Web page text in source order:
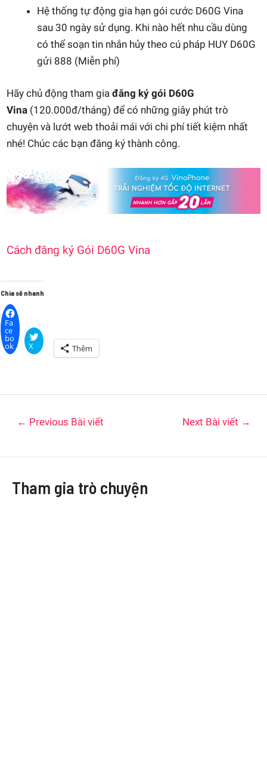
Hệ thống tự động gia hạn gói cước D60G Vina
sau 30 ngày sử dụng. Khi nào hết nhu cầu dùng
có thể soạn tin nhắn hủy theo cú pháp HUY D60G
gửi 888 (Miễn phí)
Hãy chủ động tham gia đăng ký gói D60G
Vina (120.000đ/tháng) để có những giây phút trò
chuyện và lướt web thoải mái với chi phí tiết kiệm nhất
nhé! Chúc các bạn đăng ký thành công.
Cách đăng ký Gói D60G Vina
Chia sẽ nhanh
Fa
ce
bo
ok X Thêm
← Previous Bài viết Next Bài viết →
Tham gia trò chuyện